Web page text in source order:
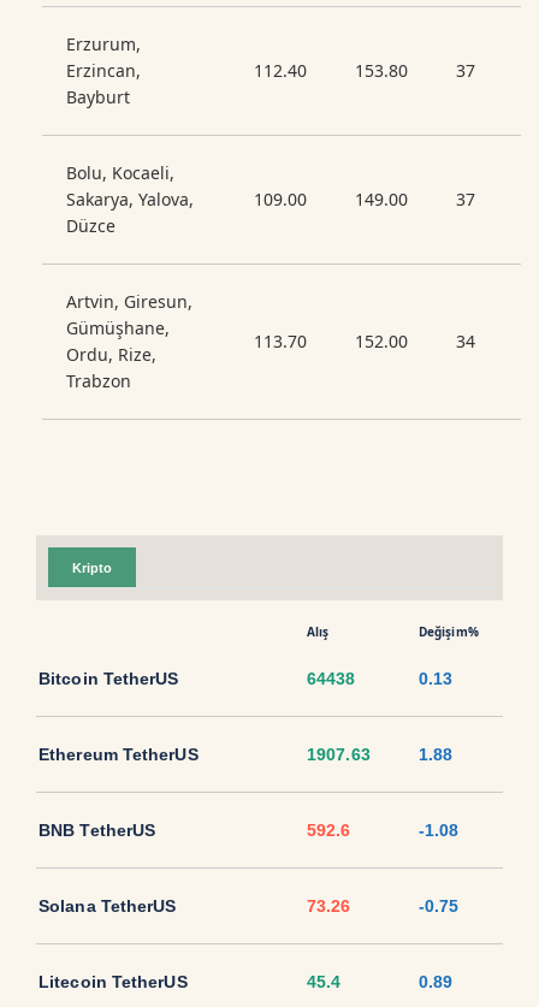
Erzurum,
Erzincan,
Bayburt
112.40 153.80 37
Bolu, Kocaeli,
Sakarya, Yalova,
Düzce
109.00 149.00 37
Artvin, Giresun,
Gümüşhane,
Ordu, Rize,
Trabzon
113.70 152.00 34
Kripto
Alış Değişim%
Bitcoin TetherUS 64438 0.13
Ethereum TetherUS 1907.63 1.88
BNB TetherUS 592.6 -1.08
Solana TetherUS 73.26 -0.75
Litecoin TetherUS 45.4 0.89